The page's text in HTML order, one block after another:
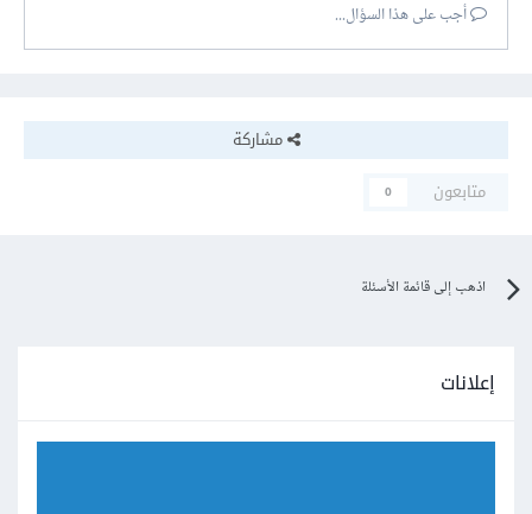
أجب على هذا السؤال...
مشاركة
متابعون
0
اذهب إلى قائمة الأسئلة
إعلانات